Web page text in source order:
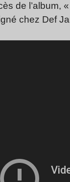
de l’album,
chez Def